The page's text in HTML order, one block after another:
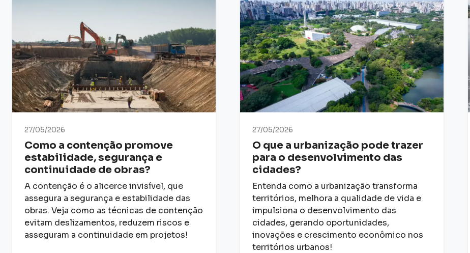
27/05/2026
Como a contenção promove
estabilidade, segurança e
continuidade de obras?
A contenção é o alicerce invisível, que
assegura a segurança e estabilidade das
obras. Veja como as técnicas de contenção
evitam deslizamentos, reduzem riscos e
asseguram a continuidade em projetos!
27/05/2026
O que a urbanização pode trazer
para o desenvolvimento das
cidades?
Entenda como a urbanização transforma
territórios, melhora a qualidade de vida e
impulsiona o desenvolvimento das
cidades, gerando oportunidades,
inovações e crescimento econômico nos
territórios urbanos!